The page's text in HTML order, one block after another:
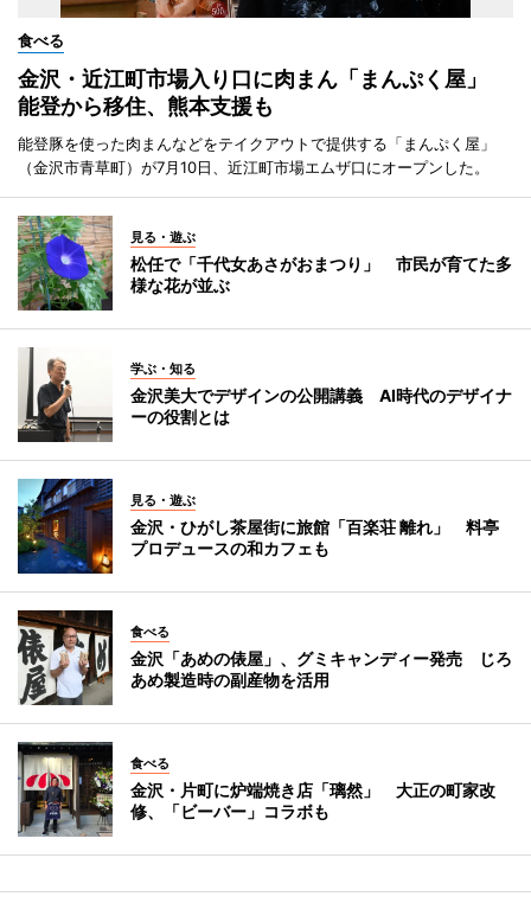
食べる
金沢・近江町市場入り口に肉まん「まんぷく屋」
能登から移住、熊本支援も
能登豚を使った肉まんなどをテイクアウトで提供する「まんぷく屋」
（金沢市青草町）が7月10日、近江町市場エムザ口にオープンした。
見る・遊ぶ
松任で「千代女あさがおまつり」 市民が育てた多
様な花が並ぶ
学ぶ・知る
金沢美大でデザインの公開講義 AI時代のデザイナ
ーの役割とは
見る・遊ぶ
金沢・ひがし茶屋街に旅館「百楽荘 離れ」 料亭
プロデュースの和カフェも
食べる
金沢「あめの俵屋」、グミキャンディー発売 じろ
あめ製造時の副産物を活用
食べる
金沢・片町に炉端焼き店「璃然」 大正の町家改
修、「ビーバー」コラボも